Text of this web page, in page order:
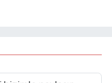
gerçekleştirmiştir.
haber sitesinde